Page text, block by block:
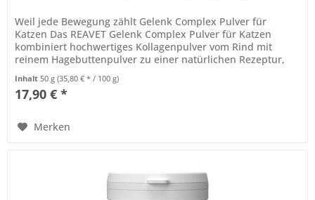
Weil jede Bewegung zählt Gelenk Complex Pulver für
Katzen Das REAVET Gelenk Complex Pulver für Katzen
kombiniert hochwertiges Kollagenpulver vom Rind mit
reinem Hagebuttenpulver zu einer natürlichen Rezeptur,
Inhalt50 g(35,80 € * / 100 g)
17,90 € *
Merken